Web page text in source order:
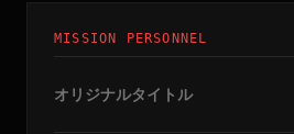
MISSION PERSONNEL
オリジナルタイトル